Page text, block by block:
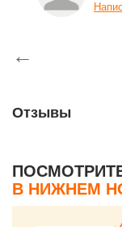
←
Отзывы
В НИЖНЕМ